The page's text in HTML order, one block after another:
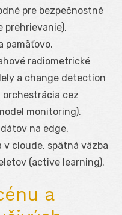
pre bezpečnostné
prehrievanie).
pamäťovo.
radiometrické
a change detection
cez
monitoring).
na edge,
cloude, spätná väzba
(active learning).
a